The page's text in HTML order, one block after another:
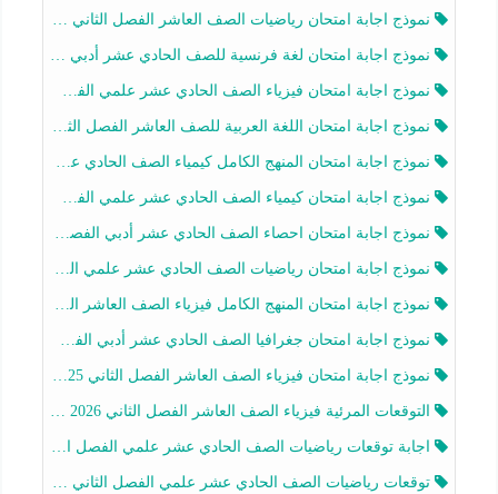
نموذج اجابة امتحان رياضيات الصف العاشر الفصل الثاني 2025-2026
نموذج اجابة امتحان لغة فرنسية للصف الحادي عشر أدبي الفصل الثاني 2025-2026
نموذج اجابة امتحان فيزياء الصف الحادي عشر علمي الفصل الثاني 2025-2026
نموذج اجابة امتحان اللغة العربية للصف العاشر الفصل الثاني 2025-2026
نموذج اجابة امتحان المنهج الكامل كيمياء الصف الحادي عشر علمي الفصل الثاني 2025-2026
نموذج اجابة امتحان كيمياء الصف الحادي عشر علمي الفصل الثاني 2025-2026
نموذج اجابة امتحان احصاء الصف الحادي عشر أدبي الفصل الثاني 2025-2026
نموذج اجابة امتحان رياضيات الصف الحادي عشر علمي الفصل الثاني 2025-2026
نموذج اجابة امتحان المنهج الكامل فيزياء الصف العاشر الفصل الثاني 2025-2026
نموذج اجابة امتحان جغرافيا الصف الحادي عشر أدبي الفصل الثاني 2025-2026
نموذج اجابة امتحان فيزياء الصف العاشر الفصل الثاني 2025-2026
التوقعات المرئية فيزياء الصف العاشر الفصل الثاني 2026 أ هيثم الليثي
اجابة توقعات رياضيات الصف الحادي عشر علمي الفصل الثاني 2025-2026 أ عمرو فايز
توقعات رياضيات الصف الحادي عشر علمي الفصل الثاني 2025-2026 أ عمرو فايز